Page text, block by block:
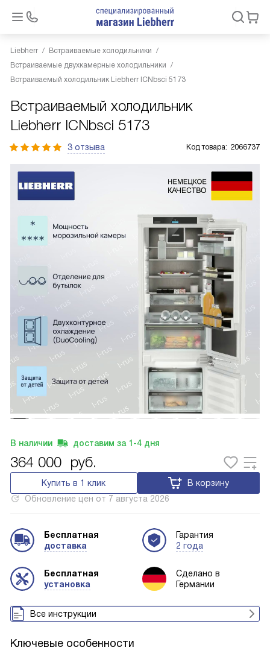
Liebherr
Встраиваемые холодильники
Встраиваемые двухкамерные холодильники
Встраиваемый холодильник Liebherr ICNbsci 5173
Встраиваемый холодильник
Liebherr ICNbsci 5173
3 отзыва Код товара: 2066737
В наличии доставим за 1-4 дня
364 000 руб.
Купить в 1 клик
В корзину
Обновление цен от 7 августа 2026
Бесплатная
доставка
Бесплатная
установка
Гарантия
2 года
Сделано в
Германии
Все инструкции
Ключевые особенности